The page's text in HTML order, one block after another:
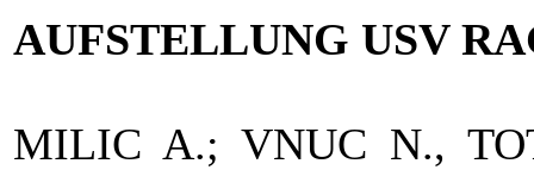
AUFSTELLUNG USV
MILIC A.; VNUC N.,